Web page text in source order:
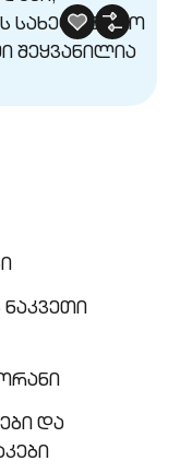
ნაკვეთი
და